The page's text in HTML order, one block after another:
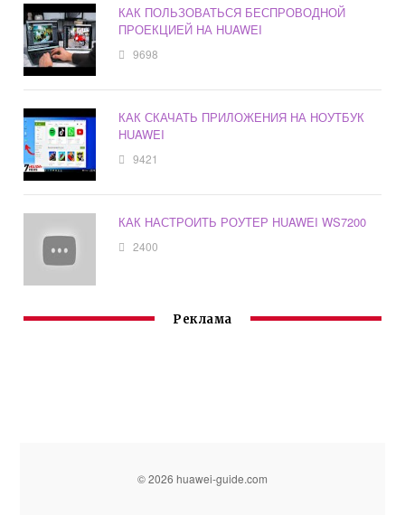
КАК ПОЛЬЗОВАТЬСЯ БЕСПРОВОДНОЙ
ПРОЕКЦИЕЙ НА HUAWEI
9698
КАК СКАЧАТЬ ПРИЛОЖЕНИЯ НА НОУТБУК
HUAWEI
9421
КАК НАСТРОИТЬ РОУТЕР HUAWEI WS7200
2400
Реклама
© 2026 huawei-guide.com